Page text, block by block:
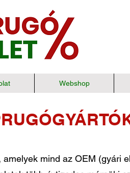
Webshop
mind az OEM (gyári